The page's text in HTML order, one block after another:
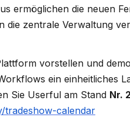
ermöglichen die neuen
die zentrale Verwaltung
vorstellen und
ein einheitliches
Sie Userful am Stand Nr.
tradeshow-calendar